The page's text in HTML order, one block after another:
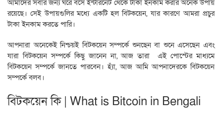
আমাদের সবার জন্য ঘরে বসে ইন্টারনেট থেকে টাকা ইনকাম করার অনেক উপায়
রয়েছে। সেই উপায়গুলির মধ্যে একটি হল বিটকয়েন, যার কারণে আমরা প্রচুর
টাকা ইনকাম করতে পারি।
আপনারা অনেকেই নিশ্চয়ই বিটকয়েন সম্পর্কে শুনছেন বা শুনে এসেছেন এবং
যারা বিটকয়েন সম্পর্কে কিছু জানেন না, আজ তারা এই পোস্টের মাধ্যমে
বিটকয়েন সম্পর্কে জানতে পারবেন। হ্যাঁ, আজ আমি আপনাদেরকে বিটকয়েন
সম্পর্কে বলব।
বিটকয়েন কি | What is Bitcoin in Bengali